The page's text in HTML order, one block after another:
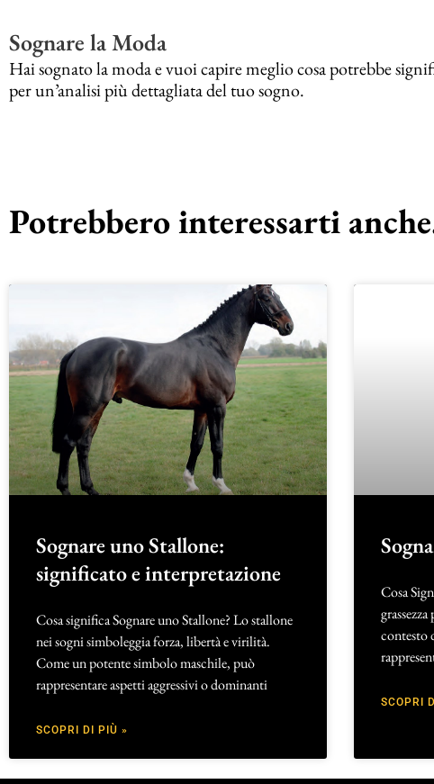
Sognare la Moda
Hai sognato la moda e vuoi capire meglio cosa potrebbe
per un’analisi più dettagliata del tuo sogno.
Potrebbero interessarti
Sognare uno Stallone:
significato e interpretazione
Cosa significa Sognare uno Stallone? Lo stallone
nei sogni simboleggia forza, libertà e virilità.
Come un potente simbolo maschile, può
rappresentare aspetti aggressivi o dominanti
SCOPRI DI PIÙ »
Cosa
contesto
SCOPRI